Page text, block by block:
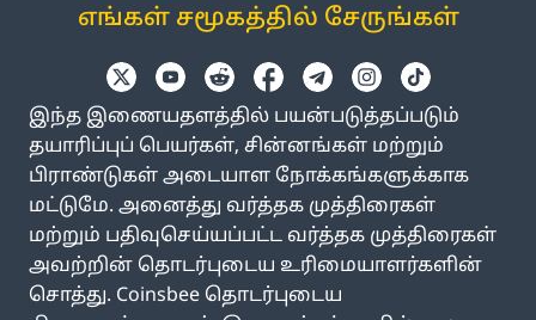
எங்கள் சமூகத்தில் சேருங்கள்
இந்த இணையதளத்தில் பயன்படுத்தப்படும்
தயாரிப்புப் பெயர்கள், சின்னங்கள் மற்றும்
பிராண்டுகள் அடையாள நோக்கங்களுக்காக
மட்டுமே. அனைத்து வர்த்தக முத்திரைகள்
மற்றும் பதிவுசெய்யப்பட்ட வர்த்தக முத்திரைகள்
அவற்றின் தொடர்புடைய உரிமையாளர்களின்
சொத்து. Coinsbee தொடர்புடைய